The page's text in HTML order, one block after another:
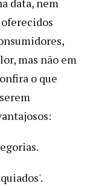
data, nem
mas não em
o que